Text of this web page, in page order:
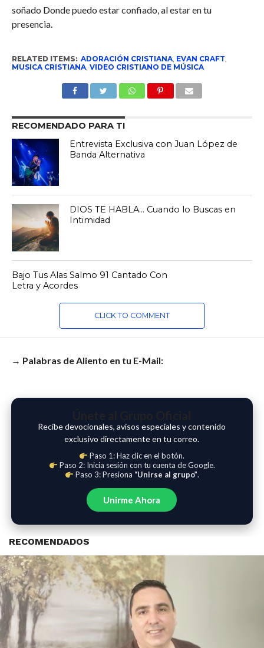
soñado Donde puedo estar confiado, al estar en tu
presencia.
RELATED ITEMS: ADORACIÓN CRISTIANA, EVAN CRAFT,
MUSICA CRISTIANA, VIDEO CRISTIANO DE MÚSICA
RECOMENDADO PARA TI
Entrevista Exclusiva con Juan López de
Banda Alternativa
DIOS TE HABLA… Cuando lo Buscas en
Intimidad
Bajo Tus Alas Salmo 91 Cantado Con
Letra y Acordes
CLICK TO COMMENT
→ Palabras de Aliento en tu E-Mail:
Recibe devocionales, avisos especiales y contenido
exclusivo directamente en tu correo.
Paso 1: Haz clic en el botón.
Paso 2: Inicia sesión con tu cuenta de Google.
Paso 3: Presiona “Unirse al grupo”.
Unirme Ahora
RECOMENDADOS